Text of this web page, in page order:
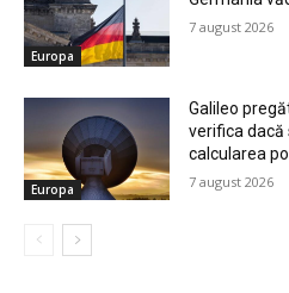
Europa
7 august 2026
Europa
Galileo
verifica
calcularea
7 august 2026